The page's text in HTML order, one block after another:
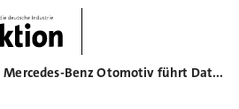
Mercedes-Benz Otomotiv führt Datenbrillen ein